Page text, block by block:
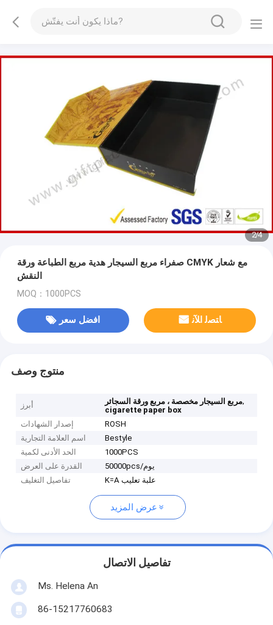
3/4
صفراء مربع السيجار هدية مربع الطباعة ورقة CMYK مع شعار
النقش
MOQ：1000PCS
افضل سعر ﺎﺘﺼﻟ ﺍﻶﻧ
منتوج وصف
أبرز مربع السيجار مخصصة ، مربع ورقة السجائر,
cigarette paper box
إصدار الشهادات
ROSH
اسم العلامة التجارية
Bestyle
الحد الأدنى لكمية
1000PCS
القدرة على العرض
50000pcs/يوم
تفاصيل التغليف
K=A علبة تعليب
عرض المزيد
تفاصيل الاتصال
Ms. Helena An
86-15217760683